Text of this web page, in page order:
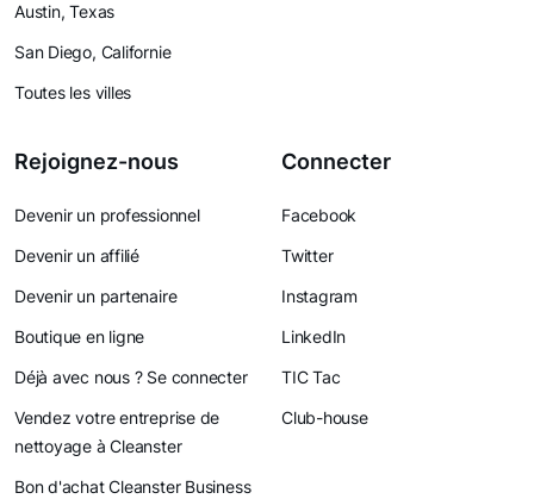
Austin, Texas
San Diego, Californie
Toutes les villes
Rejoignez-nous
Devenir un professionnel
Devenir un affilié
Devenir un partenaire
Boutique en ligne
Déjà avec nous ? Se connecter
Vendez votre entreprise de
nettoyage à Cleanster
Bon d'achat Cleanster Business
Connecter
Facebook
Twitter
Instagram
LinkedIn
TIC Tac
Club-house